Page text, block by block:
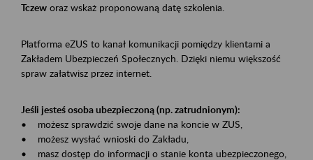
Tczew oraz wskaż proponowaną datę szkolenia.
Platforma eZUS to kanał komunikacji pomiędzy klientami a
Zakładem Ubezpieczeń Społecznych. Dzięki niemu większość
spraw załatwisz przez internet.
Jeśli jesteś osoba ubezpieczoną (np. zatrudnionym):
• możesz sprawdzić swoje dane na koncie w ZUS,
• możesz wysłać wnioski do Zakładu,
• masz dostęp do informacji o stanie konta ubezpieczonego,